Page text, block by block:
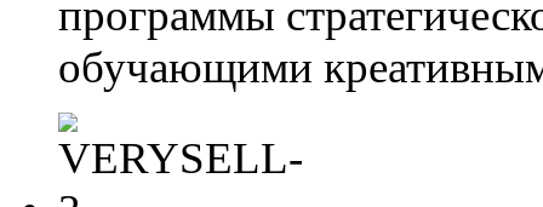
программы
обучающими